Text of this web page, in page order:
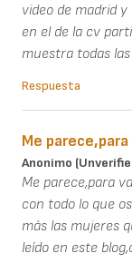
video de madrid
en el de la cv
muestra todas
Respuesta
Me
Anonimo
Me parece,para
con todo lo que
más las mujeres
leído en este